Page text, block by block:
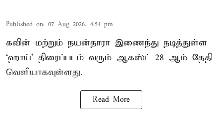
Published on: 07 Aug 2026, 4:54 pm
கவின் மற்றும் நயன்தாரா இணைந்து நடித்துள்ள
‘ஹாய்’ திரைப்படம் வரும் ஆகஸ்ட் 28 ஆம் தேதி
வெளியாகவுள்ளது.
Read More